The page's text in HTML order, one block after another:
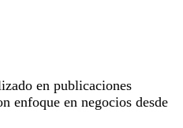
en publicaciones
enfoque en negocios desde